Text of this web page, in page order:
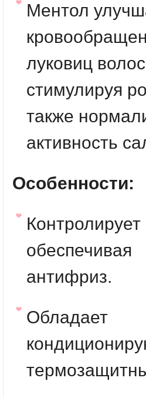
Ментол
луковиц
стимулируя
также
активность
Особенности:
антифриз.
Обладает